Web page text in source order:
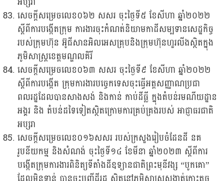
សេចក្តីសម្រេចលេខ០៦២ សសរ ចុះថ្ងៃទី៥ ខែសីហា ឆ្នាំ២០២២
ស្តីពីការបង្កើតក្រុម ការងារចុះកំណត់និយាមកាដីសម្បទានសេដ្ឋកិច្ច
របស់ក្រុមហ៊ុន អ៊ូជីសានអិលអេសគ្រុបនិងក្រុមហ៊ុនហួរលីងស្ថិតក្នុង
ភូមិសាស្រ្តខេត្តមណ្ឌលគិរី
សេចក្តីសម្រេចលេខ០៦៣ សសរ ចុះថ្ងៃទី៩ ខែសីហា ឆ្នាំ២០២២
ស្តីពីការបង្កើត ក្រុមការងារបច្ចេកទេសចុះធ្វើអត្តសញ្ញាណប្រជា
ពលរដ្ឋដែលបានសាងសង់ និងកាន់ កាប់ដីធ្លី ក្នុងតំបន់រមណីយដ្ឋាន
អង្គរ និង តំបន់ដទៃទៀតស្ថិតក្រោមការគ្រប់គ្រងរបស់ អាជ្ញាធរជាតិ
អប្សរា
សេចក្តីសម្រេចលេខ០១៦សសរ របស់ក្រសួងរៀបចំដែនដី នគ
រូបនីយកម្ម និងសំណង់ ចុះថ្ងៃទី១៤ ខែមីនា ឆ្នាំ២០២៣ ស្តីពីការ
បង្កើតក្រុមការងារពិនិត្យទីតាំងដីឧទ្យានជាតិព្រះមុនីវង្ស “បូកគោ”